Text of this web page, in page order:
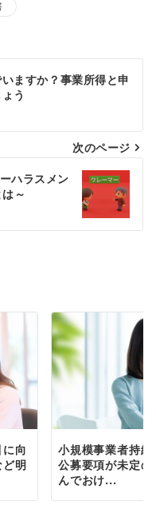
ますか？事業所得と申
う
次のページ
ハラスメン
～
向
明
小規模事業者持
公募要項が未定
んでおけ...